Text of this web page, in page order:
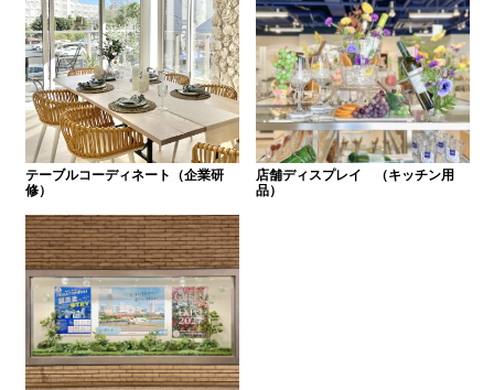
テーブルコーディネート（企業研
修）
店舗ディスプレイ （キッチン用
品）